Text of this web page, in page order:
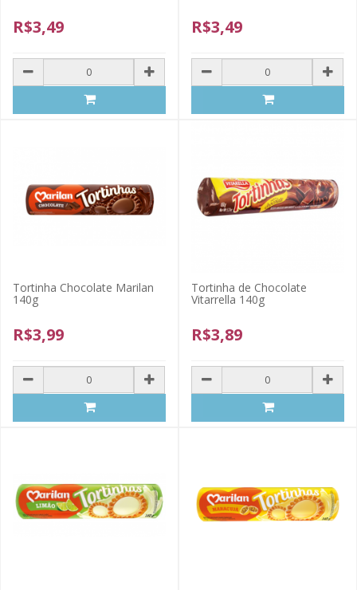
R$3,49 R$3,49
Tortinha Chocolate Marilan
140g
R$3,99
Tortinha de Chocolate
Vitarrella 140g
R$3,89